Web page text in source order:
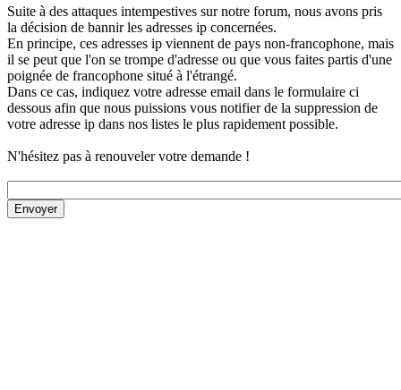
Suite à des attaques intempestives sur notre forum, nous avons pris
la décision de bannir les adresses ip concernées.
En principe, ces adresses ip viennent de pays non-francophone, mais
il se peut que l'on se trompe d'adresse ou que vous faites partis d'une
poignée de francophone situé à l'étrangé.
Dans ce cas, indiquez votre adresse email dans le formulaire ci
dessous afin que nous puissions vous notifier de la suppression de
votre adresse ip dans nos listes le plus rapidement possible.
N'hésitez pas à renouveler votre demande !